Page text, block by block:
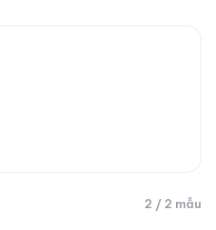
2 / 2 mẫu